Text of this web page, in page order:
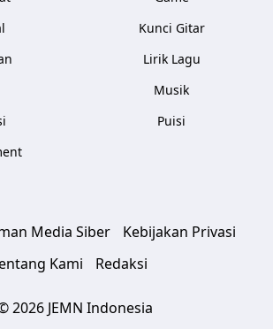
Kunci Gitar
Lirik Lagu
Musik
Puisi
Media Siber
Kebijakan Privasi
Kami
Redaksi
2026 JEMN Indonesia